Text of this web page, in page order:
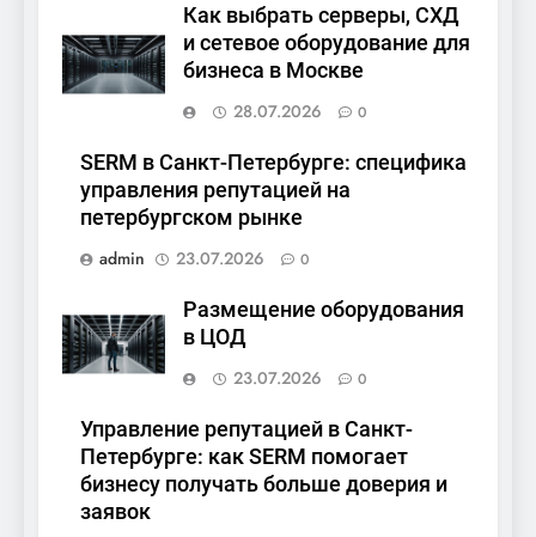
Как выбрать серверы, СХД
и сетевое оборудование для
бизнеса в Москве
28.07.2026
0
SERM в Санкт-Петербурге: специфика
управления репутацией на
петербургском рынке
admin
23.07.2026 0
Размещение оборудования
в ЦОД
23.07.2026
0
Управление репутацией в Санкт-
Петербурге: как SERM помогает
бизнесу получать больше доверия и
заявок